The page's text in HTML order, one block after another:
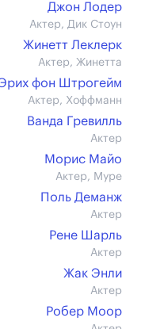
Джон Лодер
Актер, Дик Стоун
Жинетт Леклерк
Актер, Жинетта
фон Штрогейм
Актер, Хоффманн
Ванда Гревилль
Актер
Морис Майо
Актер, Муре
Поль Деманж
Актер
Рене Шарль
Актер
Жак Энли
Актер
Робер Моор